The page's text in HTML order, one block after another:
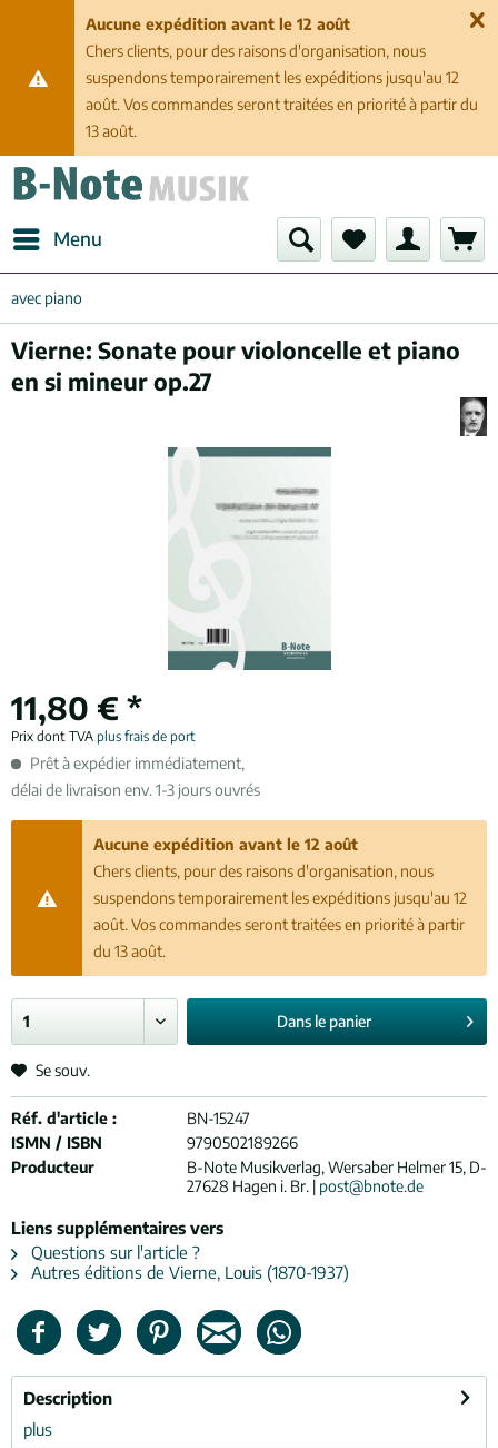
Aucune expédition avant le 12 août
Chers clients, pour des raisons d'organisation, nous
suspendons temporairement les expéditions jusqu'au 12
août. Vos commandes seront traitées en priorité à partir du
13 août.
Menu
avec piano
Vierne: Sonate pour violoncelle et piano
en si mineur op.27
11,80 € *
Prix dont TVA plus frais de port
Prêt à expédier immédiatement,
délai de livraison env. 1-3 jours ouvrés
Aucune expédition avant le 12 août
Chers clients, pour des raisons d'organisation, nous
suspendons temporairement les expéditions jusqu'au 12
août. Vos commandes seront traitées en priorité à partir
du 13 août.
Dans le panier
Se souv.
Réf. d'article :
BN-15247
ISMN / ISBN
9790502189266
Producteur
B-Note Musikverlag, Wersaber Helmer 15, D-
27628 Hagen i. Br. | post@bnote.de
Liens supplémentaires vers
Questions sur l'article ?
Autres éditions de Vierne, Louis (1870-1937)
Description
plus